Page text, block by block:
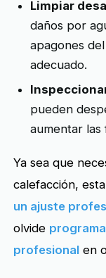
Limpiar
daños por
apagones
adecuado.
pueden
aumentar las
Ya sea que
calefacción,
un ajuste
olvide
profesional en